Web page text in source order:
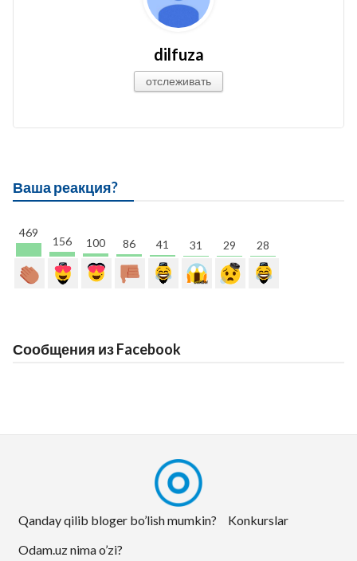
dilfuza
отслеживать
Ваша реакция?
469
156 100 86 41 31 29 28
Сообщения из Facebook
Qanday qilib bloger bo’lish mumkin?
Konkurslar
Odam.uz nima o’zi?